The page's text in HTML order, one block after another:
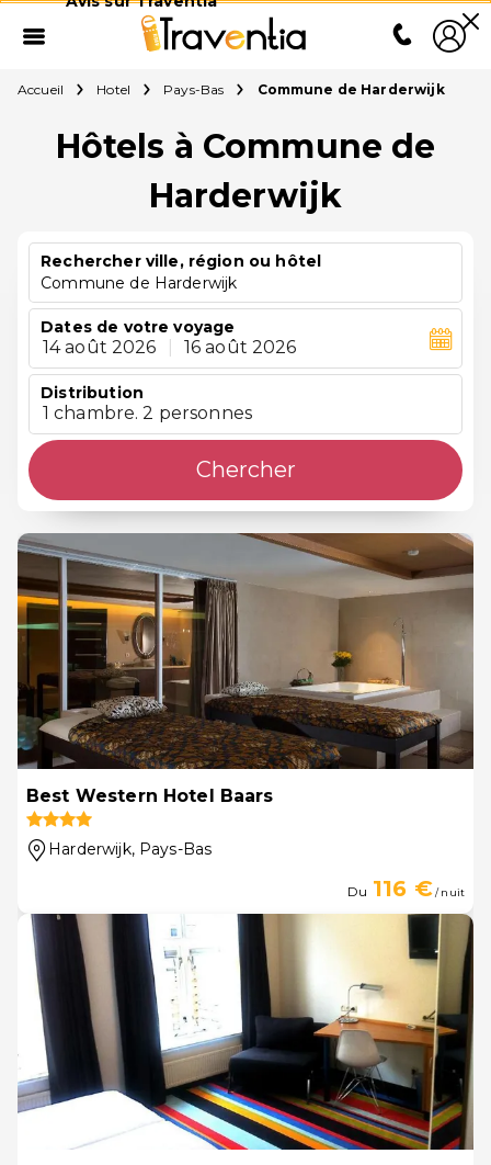
Accueil Hotel Pays-Bas Commune de Harderwijk
Hôtels à Commune de
Harderwijk
Rechercher ville, région ou hôtel
Commune de Harderwijk
Dates de votre voyage
14 août 2026 16 août 2026
Distribution
1 chambre. 2 personnes
Chercher
Best Western Hotel Baars
Harderwijk, Pays-Bas
Du 116 €/ nuit